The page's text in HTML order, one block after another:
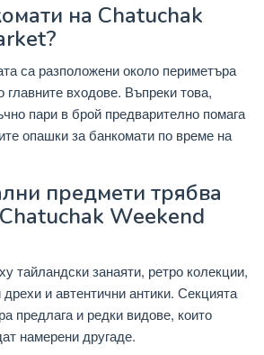
на Chatuchak
са разположени около периметъра
главните входове. Въпреки това,
пари в брой предварително помага
опашки за банкомати по време на
предмети трябва
Weekend
тайландски занаяти, ретро колекции,
и автентични антики. Секцията
предлага и редки видове, които
намерени другаде.